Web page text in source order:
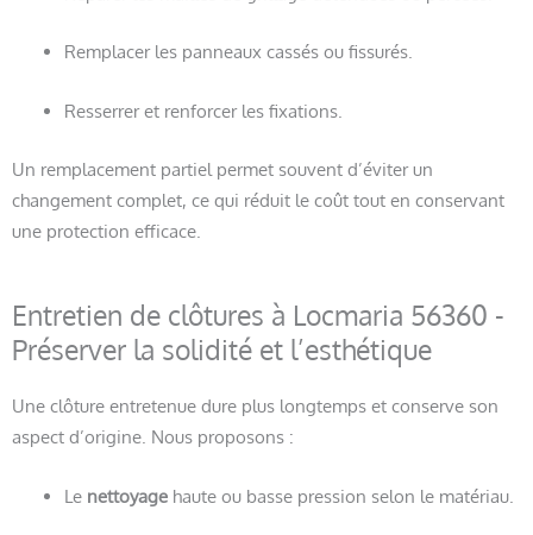
Remplacer les panneaux cassés ou fissurés.
Resserrer et renforcer les fixations.
Un remplacement partiel permet souvent d’éviter un
changement complet, ce qui réduit le coût tout en conservant
une protection efficace.
Entretien de clôtures à Locmaria 56360 -
Préserver la solidité et l’esthétique
Une clôture entretenue dure plus longtemps et conserve son
aspect d’origine. Nous proposons :
Le nettoyagehaute ou basse pression selon le matériau.